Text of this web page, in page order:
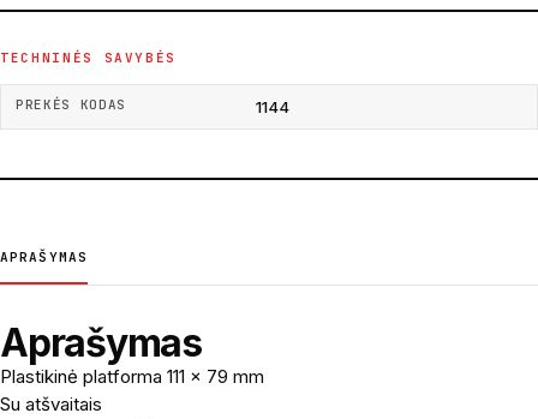
TECHNINĖS SAVYBĖS
PREKĖS KODAS 1144
APRAŠYMAS
Aprašymas
Plastikinė platforma 111 x 79 mm
Su atšvaitais